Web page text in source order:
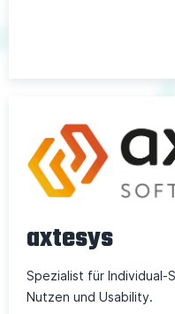
axtesys
Spezialist für Individual-
Nutzen und Usability.